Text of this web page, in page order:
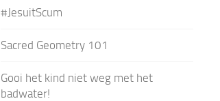
#JesuitScum
Sacred Geometry 101
Gooi het kind niet weg met het
badwater!